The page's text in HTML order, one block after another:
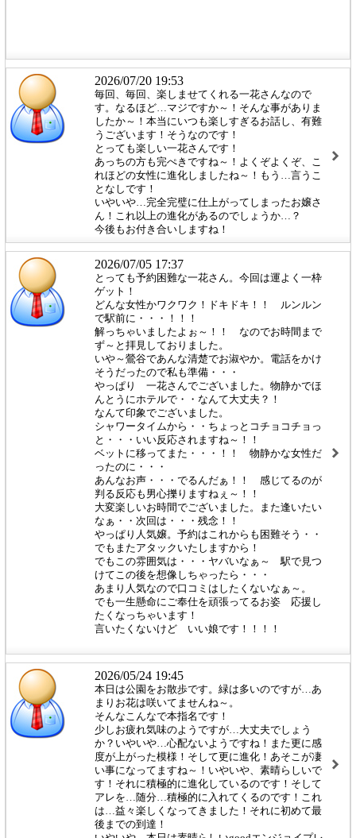
2026/07/20 19:53
毎回、毎回、楽しませてくれる一花さんなので
す。なるほど…マジですか～！そんな事がありま
したか～！本当にいつも楽しすぎるお話し、有難
うございます！そうなのです！
とっても楽しい一花さんです！
あっちの方も完ぺきですね～！よくぞよくぞ、こ
れほどの女性に進化しましたね～！もう…言うこ
となしです！
いやいや…完全完璧に仕上がってしまったお嬢さ
ん！これ以上の進化があるのでしょうか…？
今後もお付き合いしますね！
2026/07/05 17:37
とっても予約困難な一花さん。今回は運よく一枠
ゲット！
どんな女性かワクワク！ドキドキ！！ ルンルン
で駅前に・・・！！！
解っちゃいましたよぉ～！！ なのでお時間まで
ず～と拝見しておりました。
いや～鶯谷であんな清楚でお淑やか。電話をかけ
そうだったので私も準備・・・
やっぱり 一花さんでございました。物静かでほ
んとうにホテルで・・なんて大丈夫？！
なんて印象でございました。
シャワータイムから・・ちょっとコチョコチョっ
と・・・いい反応されますね～！！
ベットに移ってまた・・・！！ 物静かな女性だ
ったのに・・・
あんなお声・・・でるんだぁ！！ 感じてるのが
判る反応も男心擽りますねぇ～！！
大変楽しいお時間でございました。また逢いたい
なぁ・・次回は・・・残念！！
やっぱり人気嬢。予約はこれからも困難そう・・
でもまたアタックいたしますから！
でもこの雰囲気は・・・ヤバいなぁ～ 駅で見つ
けてこの後を想像しちゃったら・・・
あまり人気なので口コミはしたくないなぁ～。
でも一生懸命にご奉仕を頑張ってるお姿 応援し
たくなっちゃいます！
言いたくないけど いい娘です！！！！
2026/05/24 19:45
本日は公園をお散歩です。緑は多いのですが…あ
まりお花は咲いてませんね～。
そんなこんなで本指名です！
少しお疲れ気味のようですが…大丈夫でしょう
か？いやいや…心配ないようですね！また更に感
度が上がった模様！そして更に進化！あそこが凄
い事になってますね～！いやいや、素晴らしいで
す！それに積極的に進化しているのです！そして
アレを…随分…積極的に入れてくるのです！これ
は…益々楽しくなってきました！それに初めて最
後までの到達！